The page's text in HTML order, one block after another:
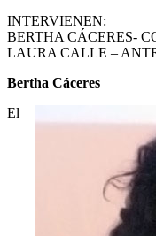
INTERVIENEN:
BERTHA CÁCERES-
LAURA CALLE –
Bertha Cáceres
El